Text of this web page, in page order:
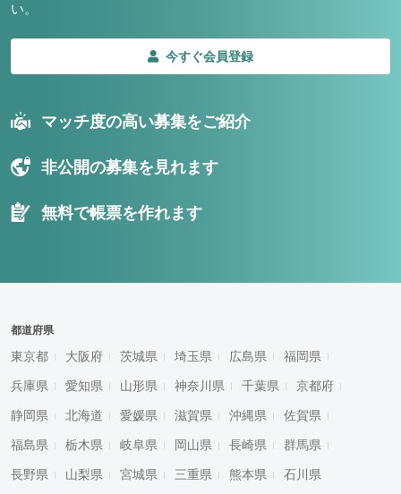
い。
今すぐ会員登録
マッチ度の高い募集をご紹介
非公開の募集を見れます
無料で帳票を作れます
都道府県
東京都 大阪府 茨城県 埼玉県 広島県 福岡県
兵庫県 愛知県 山形県 神奈川県 千葉県 京都府
静岡県 北海道 愛媛県 滋賀県 沖縄県 佐賀県
福島県 栃木県 岐阜県 岡山県 長崎県 群馬県
長野県 山梨県 宮城県 三重県 熊本県 石川県